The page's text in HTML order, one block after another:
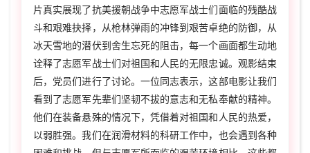
片真实展现了抗美援朝战争中志愿军战士们面临的残酷战
斗和艰难抉择，从枪林弹雨的冲锋到艰苦卓绝的防御，从
冰天雪地的潜伏到舍生忘死的阻击，每一个画面都生动地
诠释了志愿军战士们对祖国和人民的无限忠诚。观影结束
后，党员们进行了讨论。一位同志表示，这部电影让我们
看到了志愿军先辈们坚韧不拔的意志和无私奉献的精神。
他们在装备悬殊的情况下，凭借着对祖国和人民的热爱，
以弱胜强。我们在润滑材料的科研工作中，也会遇到各种